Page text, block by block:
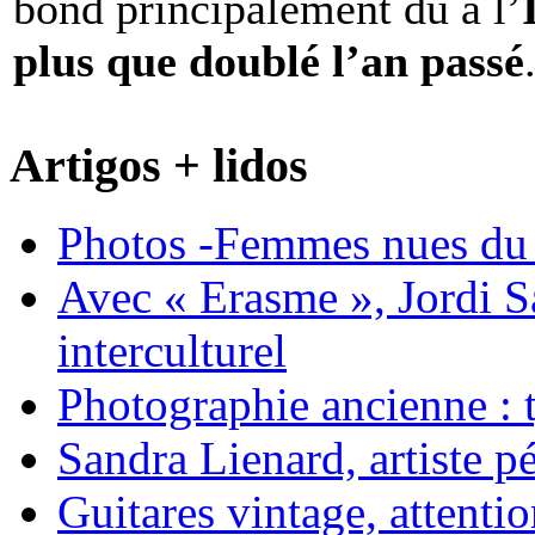
plus que doublé l’an passé.
Artigos + lidos
Photos -Femmes nues
Avec « Erasme », Jordi
interculturel
Photographie ancienne :
Sandra Lienard, artiste
Guitares vintage,